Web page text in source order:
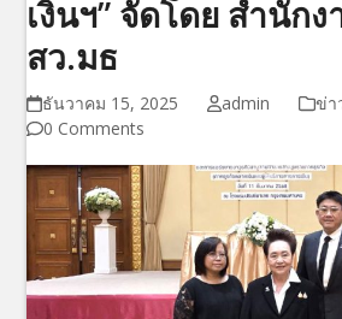
เงินฯ” จัดโดย สำนัก
สว.มธ
ธันวาคม 15, 2025 admin
ข่า
0 Comments